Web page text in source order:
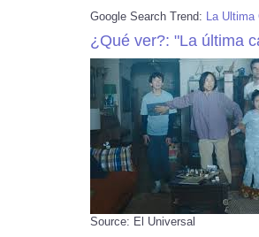
Google Search Trend: La
¿Qué ver?: "La última
Source: El Universal